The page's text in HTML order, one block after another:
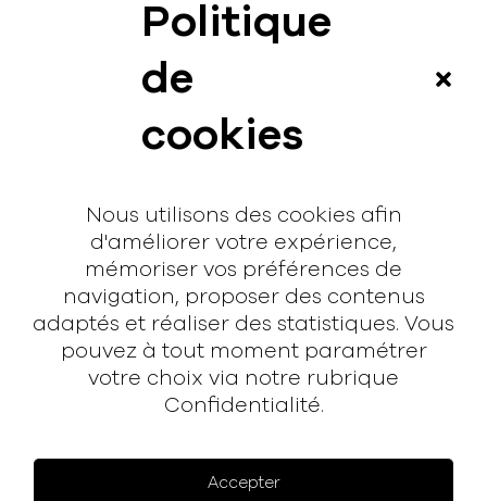
Politique
de
cookies
Nous utilisons des cookies afin
d'améliorer votre expérience,
mémoriser vos préférences de
navigation, proposer des contenus
adaptés et réaliser des statistiques. Vous
pouvez à tout moment paramétrer
votre choix via notre rubrique
Confidentialité.
Accepter
Interview
Contact
hello@rodmusic.fr
SubmitHub
Groover
À propos
Mentions légales